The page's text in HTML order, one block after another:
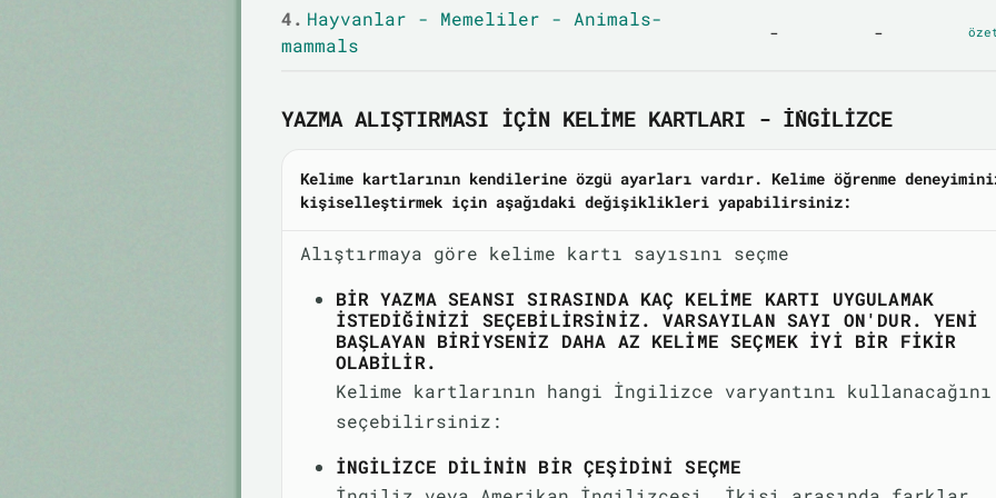
4. Hayvanlar - Memeliler - Animals-
mammals
- -
YAZMA ALIŞTIRMASI IÇIN KELIME KARTLARI - İNGILIZCE
Kelime kartlarının kendilerine özgü ayarları vardır. Kelime öğrenme
kişiselleştirmek için aşağıdaki değişiklikleri yapabilirsiniz:
Alıştırmaya göre kelime kartı sayısını seçme
BIR YAZMA SEANSI SIRASINDA KAÇ KELIME KARTI UYGULAMAK
ISTEDIĞINIZI SEÇEBILIRSINIZ. VARSAYILAN SAYI ON'DUR. YENI
BAŞLAYAN BIRIYSENIZ DAHA AZ KELIME SEÇMEK IYI BIR FIKIR
OLABILIR.
Kelime kartlarının hangi İngilizce varyantını kullanacağını
seçebilirsiniz:
İNGILIZCE DILININ BIR ÇEŞIDINI SEÇME